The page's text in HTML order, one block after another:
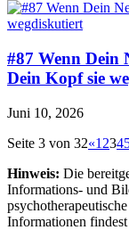
#87 Wenn Dein
Dein Kopf sie
Juni 10, 2026
Seite 3 von 32«1 234
Hinweis: Die
Informations- und
Informationen